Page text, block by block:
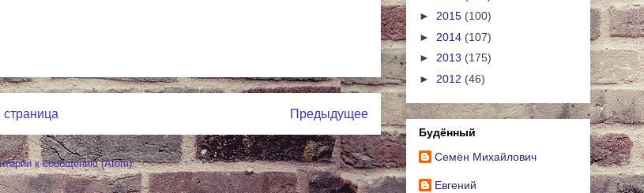
Предыдущее
страница
к сообщению (Atom)
► 2015 (100)
► 2014 (107)
► 2013 (175)
► 2012 (46)
Будённый
Cемён Михайлович
Евгений